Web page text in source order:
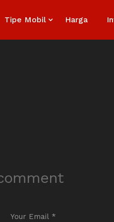
Tipe Mobil Harga